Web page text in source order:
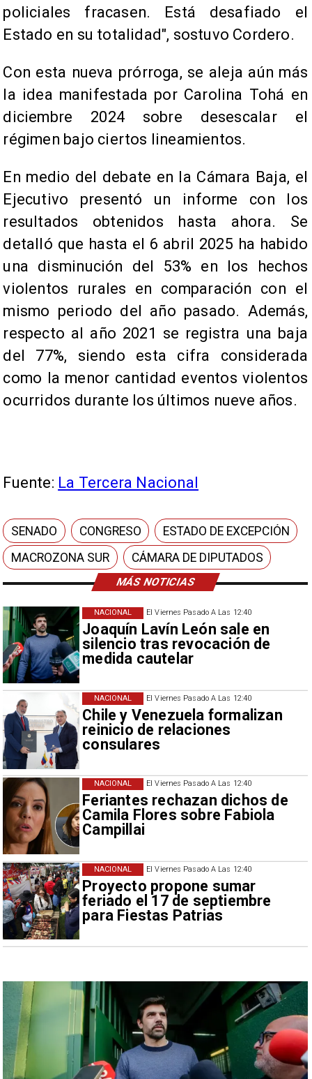
MÁS NOTICIAS
El Viernes Pasado A Las 12:40
Joaquín Lavín León sale en
silencio tras revocación de
medida cautelar
NACIONAL
El Viernes Pasado A Las 12:40
Chile y Venezuela formalizan
reinicio de relaciones
consulares
NACIONAL
El Viernes Pasado A Las 12:40
Feriantes rechazan dichos de
Camila Flores sobre Fabiola
Campillai
NACIONAL
El Viernes Pasado A Las 12:40
Proyecto propone sumar
feriado el 17 de septiembre
para Fiestas Patrias
NACIONAL
policiales fracasen. Está desafiado el
Estado en su totalidad", sostuvo Cordero.
Con esta nueva prórroga, se aleja aún más
la idea manifestada por Carolina Tohá en
diciembre 2024 sobre desescalar el
régimen bajo ciertos lineamientos.
En medio del debate en la Cámara Baja, el
Ejecutivo presentó un informe con los
resultados obtenidos hasta ahora. Se
detalló que hasta el 6 abril 2025 ha habido
una disminución del 53% en los hechos
violentos rurales en comparación con el
mismo periodo del año pasado. Además,
respecto al año 2021 se registra una baja
del 77%, siendo esta cifra considerada
como la menor cantidad eventos violentos
ocurridos durante los últimos nueve años.
Fuente: La Tercera Nacional
SENADO CONGRESO
ESTADO DE EXCEPCIÓN
MACROZONA SUR
CÁMARA DE DIPUTADOS